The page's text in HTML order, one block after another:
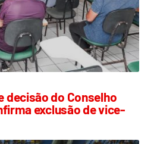
decisão do Conselho
exclusão de vice-